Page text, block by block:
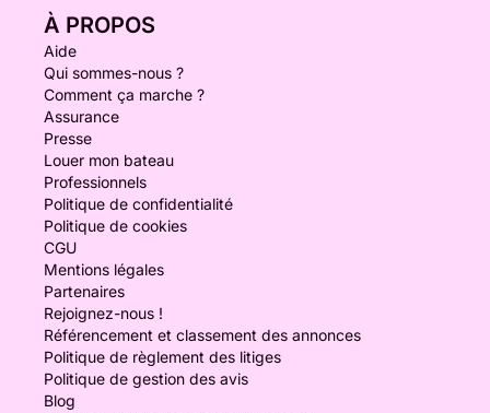
À PROPOS
Aide
Qui sommes-nous ?
Comment ça marche ?
Assurance
Presse
Louer mon bateau
Professionnels
Politique de confidentialité
Politique de cookies
CGU
Mentions légales
Partenaires
Rejoignez-nous !
Référencement et classement des annonces
Politique de règlement des litiges
Politique de gestion des avis
Blog